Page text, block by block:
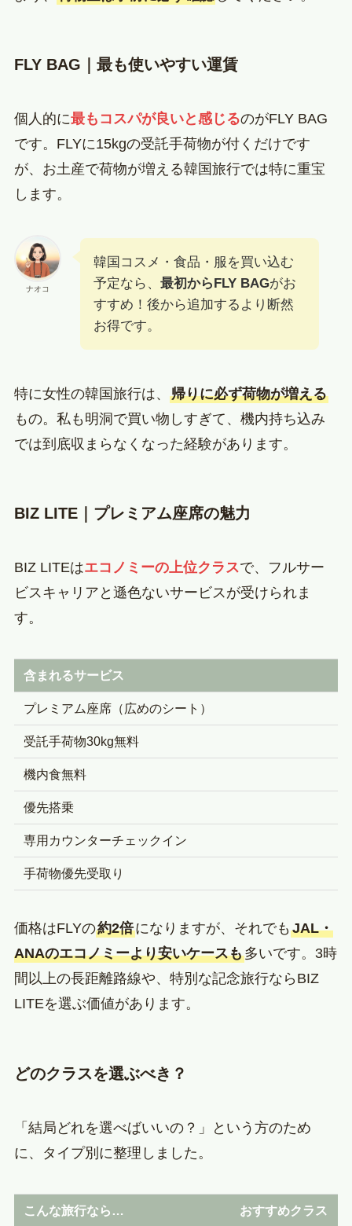
FLY BAG｜最も使いやすい運賃
個人的に最もコスパが良いと感じるのがFLY BAG
です。FLYに15kgの受託手荷物が付くだけです
が、お土産で荷物が増える韓国旅行では特に重宝
します。
ナオコ
韓国コスメ・食品・服を買い込む
予定なら、 最初からFLY BAGがお
すすめ！後から追加するより断然
お得です。
特に女性の韓国旅行は、 帰りに必ず荷物が増える
もの。私も明洞で買い物しすぎて、機内持ち込み
では到底収まらなくなった経験があります。
BIZ LITE｜プレミアム座席の魅力
BIZ LITEはエコノミーの上位クラスで、フルサー
ビスキャリアと遜色ないサービスが受けられま
す。
含まれるサービス
プレミアム座席（広めのシート）
受託手荷物30kg無料
機内食無料
優先搭乗
専用カウンターチェックイン
手荷物優先受取り
価格はFLYの約2倍になりますが、それでも JAL・
ANAのエコノミーより安いケースも多いです。3時
間以上の長距離路線や、特別な記念旅行ならBIZ
LITEを選ぶ価値があります。
どのクラスを選ぶべき？
「結局どれを選べばいいの？」という方のため
に、タイプ別に整理しました。
こんな旅行なら… おすすめクラス